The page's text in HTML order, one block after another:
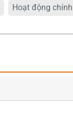
Hoạt động